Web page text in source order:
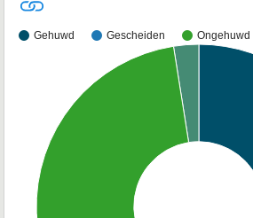
Gehuwd Gescheiden Ongehuwd